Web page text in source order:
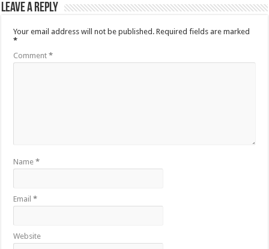
Leave a Reply
Your email address will not be published. Required fields are marked
*
Comment*
Name*
Email*
Website